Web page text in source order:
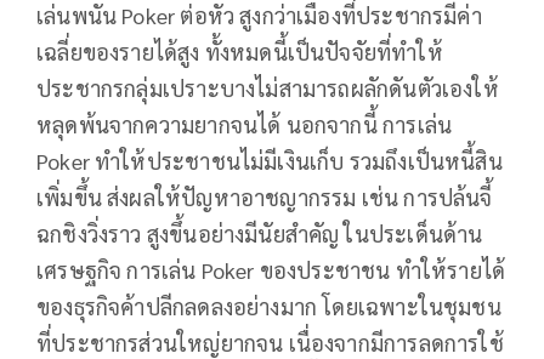
เล่นพนัน Poker ต่อหัว สูงกว่าเมืองที่ประชากรมีค่า
เฉลี่ยของรายได้สูง ทั้งหมดนี้เป็นปัจจัยที่ทำให้
ประชากรกลุ่มเปราะบางไม่สามารถผลักดันตัวเองให้
หลุดพ้นจากความยากจนได้ นอกจากนี้ การเล่น
Poker ทำให้ประชาชนไม่มีเงินเก็บ รวมถึงเป็นหนี้สิน
เพิ่มขึ้น ส่งผลให้ปัญหาอาชญากรรม เช่น การปล้นจี้
ฉกชิงวิ่งราว สูงขึ้นอย่างมีนัยสำคัญ ในประเด็นด้าน
เศรษฐกิจ การเล่น Poker ของประชาชน ทำให้รายได้
ของธุรกิจค้าปลีกลดลงอย่างมาก โดยเฉพาะในชุมชน
ที่ประชากรส่วนใหญ่ยากจน เนื่องจากมีการลดการใช้